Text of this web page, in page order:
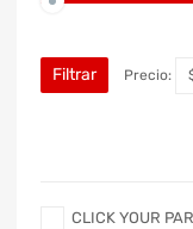
Filtrar Precio:
CLICK YOUR